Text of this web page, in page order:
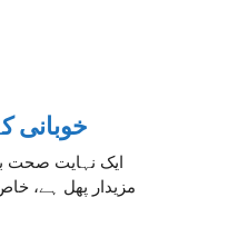
خوبانی
مزیدار پھل ہے،